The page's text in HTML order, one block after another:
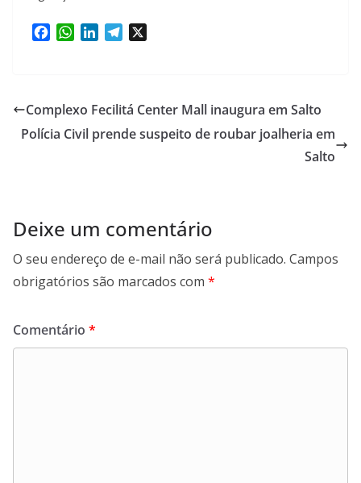
b
o
o
W
s
A
p
e
d
I
g
r
a
Complexo Fecilitá Center Mall inaugura em Salto
Polícia Civil prende suspeito de roubar joalheria em
Salto
Deixe um comentário
O seu endereço de e-mail não será publicado. Campos
obrigatórios são marcados com *
Comentário *